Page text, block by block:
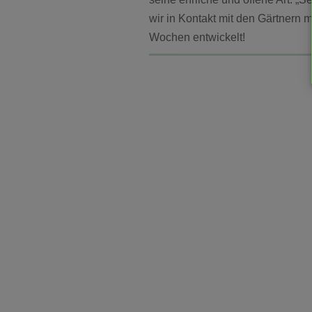
wir in Kontakt mit den Gärtnern
Wochen entwickelt!